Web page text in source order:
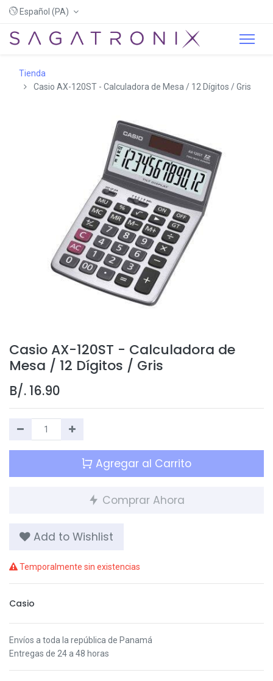
Español (PA)
Tienda
Casio AX-120ST - Calculadora de Mesa / 12 Dígitos / Gris
Casio AX-120ST - Calculadora de
Mesa / 12 Dígitos / Gris
B/. 16.90
Agregar al Carrito
Comprar Ahora
Add to Wishlist
Temporalmente sin existencias
Casio
Envíos a toda la república de Panamá
Entregas de 24 a 48 horas